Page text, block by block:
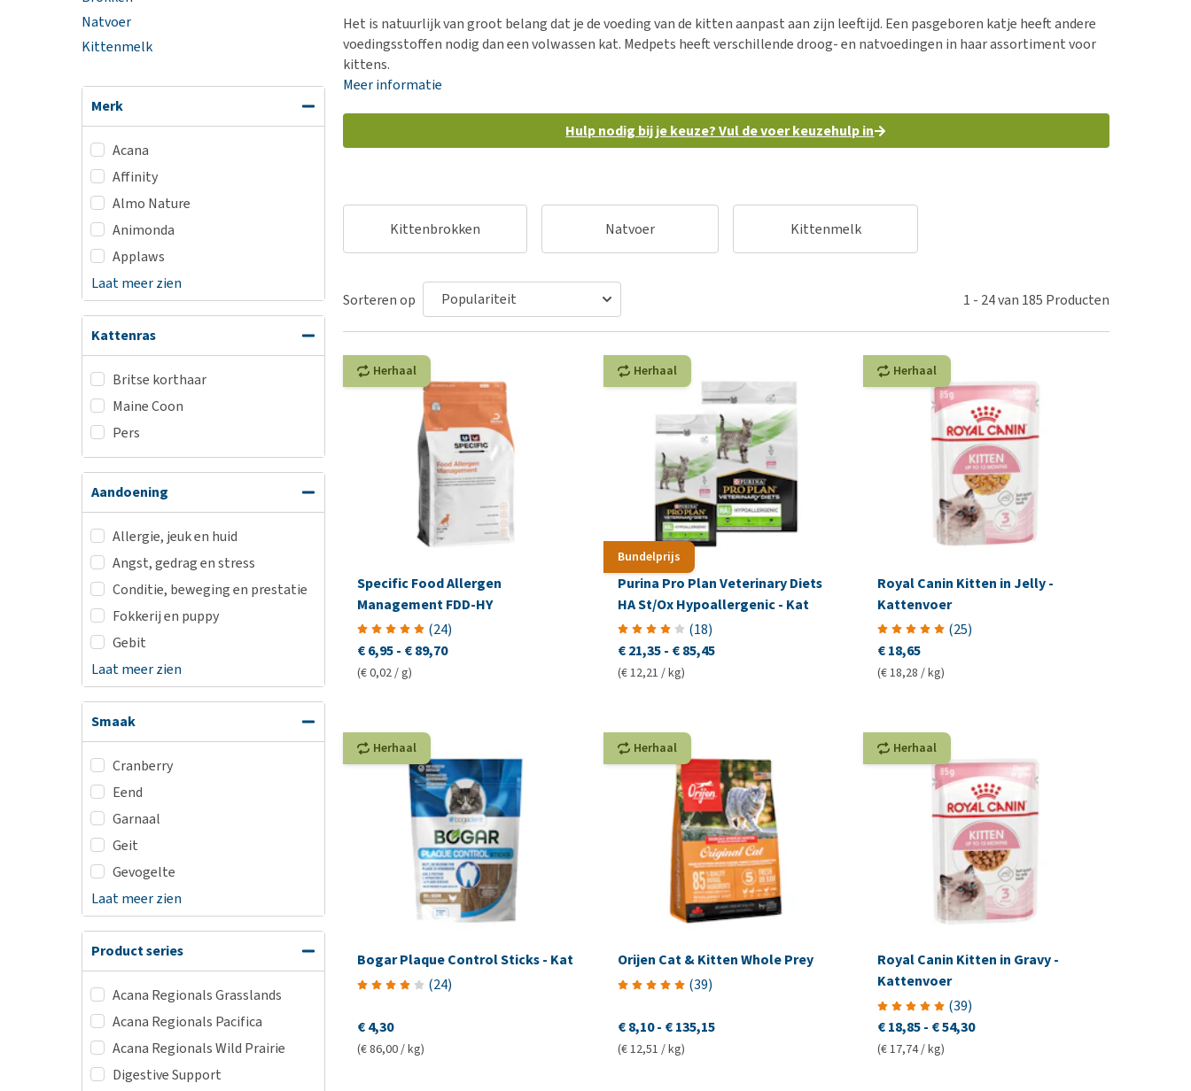
Biologisch hondenvoer
Vegan hondenvoer
Bekijk alles
Voer- en drinkbakken
Bekijk alles
Puppy apotheek
Ouderdom en dementie
Bekijk alles
Puppy apotheek
Vuurwerkangst
Bekijk alles
Ouderdom en dementie
Help! Mijn hond plast in
huis. Wat nu?
Natvoer
Kittenmelk
Merk
Acana
Affinity
Almo Nature
Animonda
Applaws
Laat meer zien
Kattenras
Britse korthaar
Maine Coon
Pers
Aandoening
Allergie, jeuk en huid
Angst, gedrag en stress
Conditie, beweging en prestatie
Fokkerij en puppy
Gebit
Laat meer zien
Smaak
Cranberry
Eend
Garnaal
Geit
Gevogelte
Laat meer zien
Product series
Acana Regionals Grasslands
Acana Regionals Pacifica
Acana Regionals Wild Prairie
Digestive Support
Het is natuurlijk van groot belang dat je de voeding van de kitten aanpast aan zijn leeftijd. Een pasgeboren katje heeft andere
voedingsstoffen nodig dan een volwassen kat. Medpets heeft verschillende droog- en natvoedingen in haar assortiment voor
kittens.
Meer informatie
Hulp nodig bij je keuze? Vul de voer keuzehulp in
Kittenbrokken Natvoer Kittenmelk
Sorteren op 1 - 24van 185 Producten
Herhaal
Specific Food Allergen
Management FDD-HY
(24)
€ 6,95- € 89,70
(€ 0,02 / g)
Bundelprijs
Herhaal
Purina Pro Plan Veterinary Diets
HA St/Ox Hypoallergenic - Kat
(18)
€ 21,35 - € 85,45
(€ 12,21 / kg)
Herhaal
Royal Canin Kitten in Jelly -
Kattenvoer
(25)
€ 18,65
(€ 18,28 / kg)
Herhaal
Bogar Plaque Control Sticks - Kat
(24)
€ 4,30
(€ 86,00 / kg)
Herhaal
Orijen Cat & Kitten Whole Prey
(39)
€ 8,10 - € 135,15
(€ 12,51 / kg)
Herhaal
Royal Canin Kitten in Gravy -
Kattenvoer
(39)
€ 18,85- € 54,30
(€ 17,74 / kg)